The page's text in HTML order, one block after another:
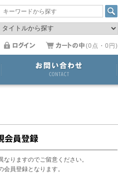
(0点・0円)
りますのでご留意ください。
員登録となります。